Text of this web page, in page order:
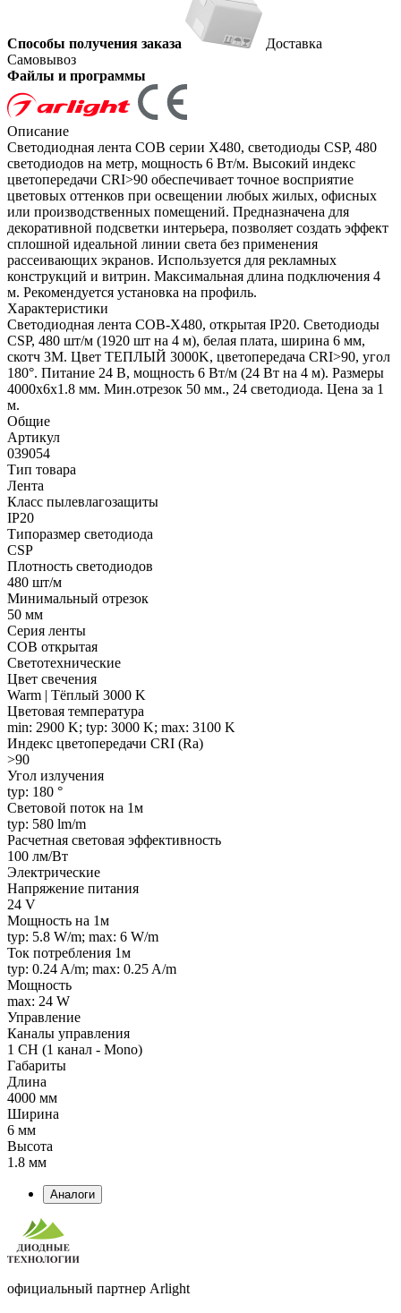
Способы получения заказа
Доставка
Самовывоз
Файлы и программы
Описание
Светодиодная лента COB серии X480, светодиоды CSP, 480
светодиодов на метр, мощность 6 Вт/м. Высокий индекс
цветопередачи CRI>90 обеспечивает точное восприятие
цветовых оттенков при освещении любых жилых, офисных
или производственных помещений. Предназначена для
декоративной подсветки интерьера, позволяет создать эффект
сплошной идеальной линии света без применения
рассеивающих экранов. Используется для рекламных
конструкций и витрин. Максимальная длина подключения 4
м. Рекомендуется установка на профиль.
Характеристики
Светодиодная лента COB-X480, открытая IP20. Светодиоды
CSP, 480 шт/м (1920 шт на 4 м), белая плата, ширина 6 мм,
скотч 3М. Цвет ТЕПЛЫЙ 3000K, цветопередача CRI>90, угол
180°. Питание 24 В, мощность 6 Вт/м (24 Вт на 4 м). Размеры
4000х6х1.8 мм. Мин.отрезок 50 мм., 24 светодиода. Цена за 1
м.
Общие
Артикул
039054
Тип товара
Лента
Класс пылевлагозащиты
IP20
Типоразмер светодиода
CSP
Плотность светодиодов
480 шт/м
Минимальный отрезок
50 мм
Серия ленты
COB открытая
Светотехнические
Цвет свечения
Warm | Тёплый 3000 K
Цветовая температура
min: 2900 K; typ: 3000 K; max: 3100 K
Индекс цветопередачи CRI (Ra)
>90
Угол излучения
typ: 180 °
Световой поток на 1м
typ: 580 lm/m
Расчетная световая эффективность
100 лм/Вт
Электрические
Напряжение питания
24 V
Мощность на 1м
typ: 5.8 W/m; max: 6 W/m
Ток потребления 1м
typ: 0.24 A/m; max: 0.25 A/m
Мощность
max: 24 W
Управление
Каналы управления
1 CH (1 канал - Mono)
Габариты
Длина
4000 мм
Ширина
6 мм
Высота
1.8 мм
Аналоги
официальный партнер Arlight